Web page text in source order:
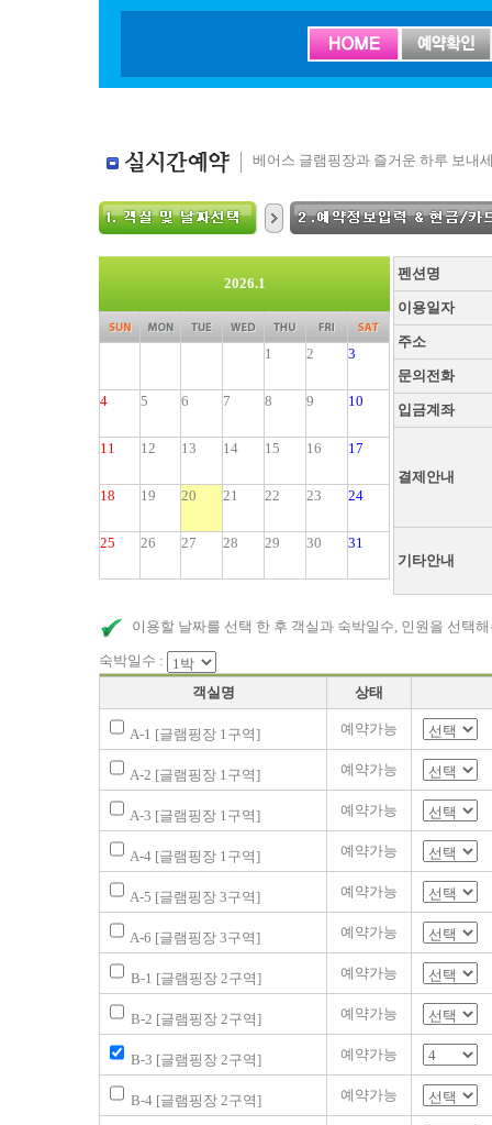
베어스 글램핑장과 즐거운 하루 보내
2026.1
1 2 3
4 5 6 7 8 9 10
11 12 13 14 15 16 17
18 19 20 21 22 23 24
25 26 27 28 29 30 31
펜션명
이용일자
주소
문의전화
입금계좌
결제안내
기타안내
이용할 날짜를 선택 한 후 객실과 숙박일수, 인원을 선택
숙박일수 :
객실명
상태
A-1 [글램핑장 1구역] 예약가능
A-2 [글램핑장 1구역] 예약가능
A-3 [글램핑장 1구역] 예약가능
A-4 [글램핑장 1구역] 예약가능
A-5 [글램핑장 3구역] 예약가능
A-6 [글램핑장 3구역] 예약가능
B-1 [글램핑장 2구역] 예약가능
B-2 [글램핑장 2구역] 예약가능
B-3 [글램핑장 2구역] 예약가능
B-4 [글램핑장 2구역] 예약가능